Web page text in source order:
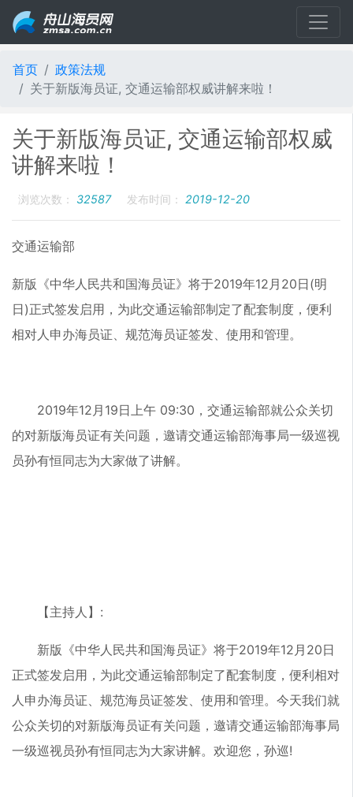
首页
政策法规
关于新版海员证, 交通运输部权威讲解来啦！
关于新版海员证, 交通运输部权威
讲解来啦！
浏览次数： 32587 发布时间： 2019-12-20
交通运输部
新版《中华人民共和国海员证》将于2019年12月20日(明
日)正式签发启用，为此交通运输部制定了配套制度，便利
相对人申办海员证、规范海员证签发、使用和管理。
2019年12月19日上午 09:30，交通运输部就公众关切
的对新版海员证有关问题，邀请交通运输部海事局一级巡视
员孙有恒同志为大家做了讲解。
【主持人】:
新版《中华人民共和国海员证》将于2019年12月20日
正式签发启用，为此交通运输部制定了配套制度，便利相对
人申办海员证、规范海员证签发、使用和管理。今天我们就
公众关切的对新版海员证有关问题，邀请交通运输部海事局
一级巡视员孙有恒同志为大家讲解。欢迎您，孙巡!